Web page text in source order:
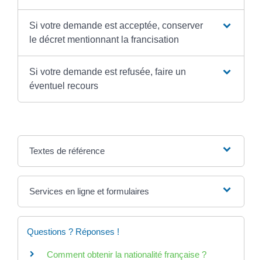
Si votre demande est acceptée, conserver
le décret mentionnant la francisation
Si votre demande est refusée, faire un
éventuel recours
Textes de référence
Services en ligne et formulaires
Questions ? Réponses !
Comment obtenir la nationalité française ?